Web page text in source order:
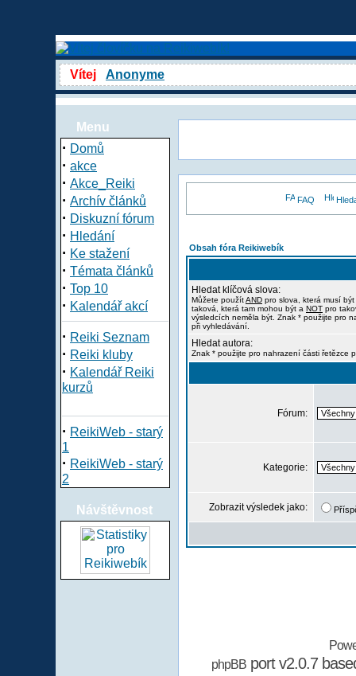
Vítej Anonyme
Menu
· Domů
· akce
· Akce_Reiki
· Archív článků
· Diskuzní fórum
· Hledání
· Ke stažení
· Témata článků
· Top 10
· Kalendář akcí
· Reiki Seznam
· Reiki kluby
· Kalendář Reiki
kurzů
· ReikiWeb - starý
1
· ReikiWeb - starý
2
Návštěvnost
FAQ
Obsah fóra Reikiwebík
Hledat klíčová slova:
Můžete použítAND pro slova, která musí
taková, která tam mohou být a NOT pro
výsledcích neměla být. Znak * použijte pro
při vyhledávání.
Hledat autora:
Znak * použijte pro nahrazení části řetězce
Fórum:
Kategorie:
Zobrazit výsledek jako:
phpBBport v2.0.7